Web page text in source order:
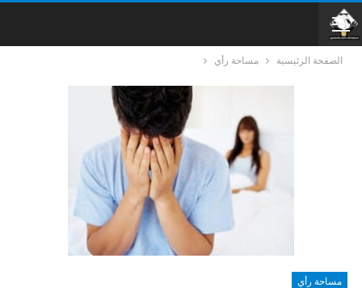
الصفحة الرئيسية مساحة رأي
مساحة رأي